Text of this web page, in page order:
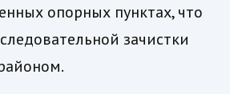
опорных пунктах, что
зачистки